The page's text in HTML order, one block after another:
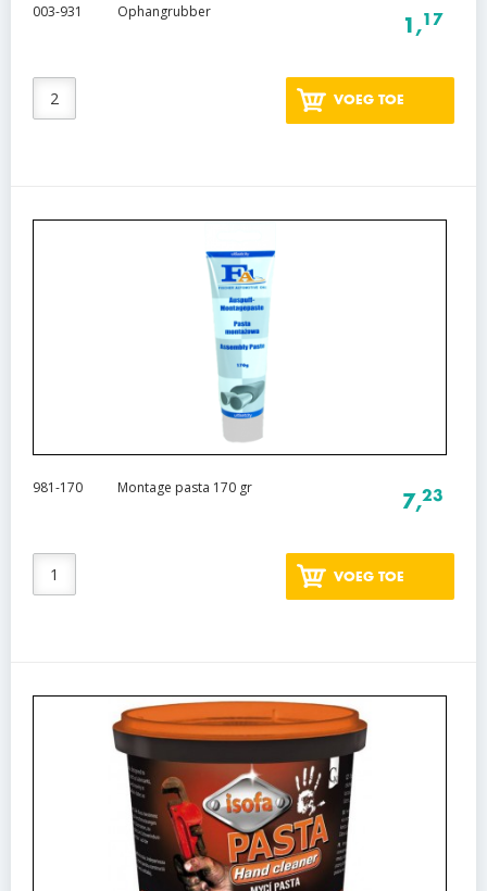
003-931 Ophangrubber
1,17
VOEG TOE
981-170 Montage pasta 170 gr
7,23
VOEG TOE